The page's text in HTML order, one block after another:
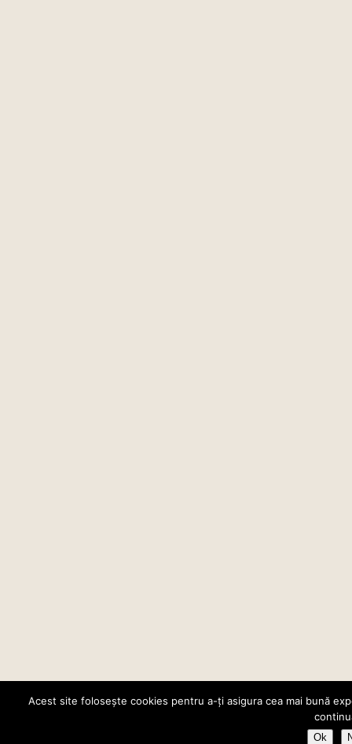
Acest site folosește cookies pentru a-ți asigura cea mai bună
Ok